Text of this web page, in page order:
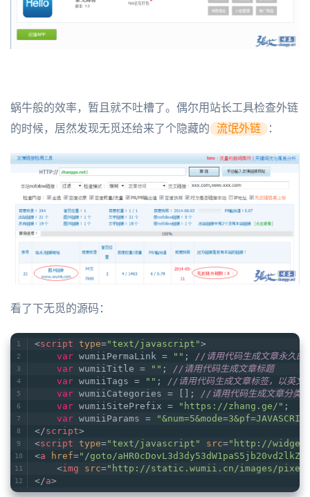
蜗牛般的效率，暂且就不吐槽了。偶尔用站长工具检查外链
的时候，居然发现无觅还给来了个隐藏的 流氓外链 ：
看了下无觅的源码：
<script type="text/javascript">
var wumiiPermaLink = "" ; //请用代码生成文章永久的
var wumiiTitle = "" ; //请用代码生成文章标题
var wumiiTags = "" ; //请用代码生成文章标签，以英
var wumiiCategories = []; //请用代码生成文章分
var wumiiSitePrefix = "https://zhang.ge/" ;
var wumiiParams =
</script>
<script type="text/javascript" src="http://
<a href="/goto/
<img src="http://static.wumii.cn/images/
</a>